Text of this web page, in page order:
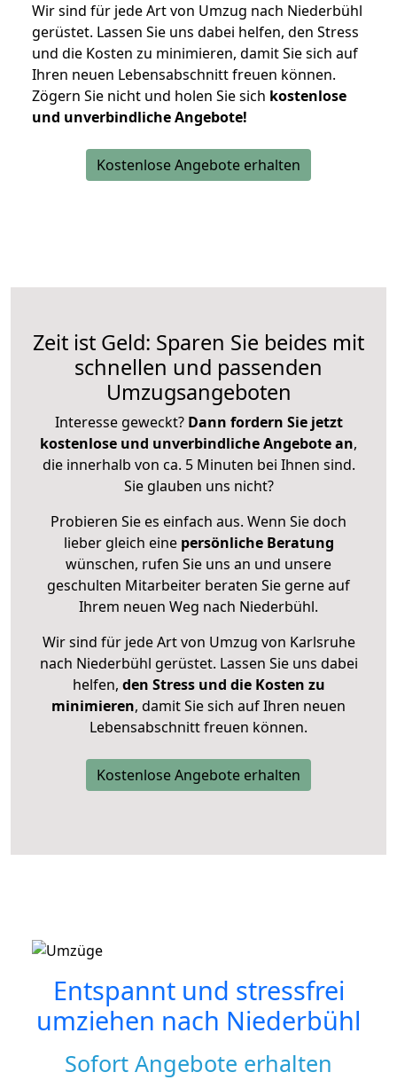
Wir sind für jede Art von Umzug nach Niederbühl
gerüstet. Lassen Sie uns dabei helfen, den Stress
und die Kosten zu minimieren, damit Sie sich auf
Ihren neuen Lebensabschnitt freuen können.
Zögern Sie nicht und holen Sie sich kostenlose
und unverbindliche Angebote!
Kostenlose Angebote erhalten
Zeit ist Geld: Sparen Sie beides mit
schnellen und passenden
Umzugsangeboten
Interesse geweckt? Dann fordern Sie jetzt
kostenlose und unverbindliche Angebote an,
die innerhalb von ca. 5 Minuten bei Ihnen sind.
Sie glauben uns nicht?
Probieren Sie es einfach aus. Wenn Sie doch
lieber gleich eine persönliche Beratung
wünschen, rufen Sie uns an und unsere
geschulten Mitarbeiter beraten Sie gerne auf
Ihrem neuen Weg nach Niederbühl.
Wir sind für jede Art von Umzug von Karlsruhe
nach Niederbühl gerüstet. Lassen Sie uns dabei
helfen, den Stress und die Kosten zu
minimieren, damit Sie sich auf Ihren neuen
Lebensabschnitt freuen können.
Kostenlose Angebote erhalten
Entspannt und stressfrei
umziehen nach Niederbühl
Sofort Angebote erhalten